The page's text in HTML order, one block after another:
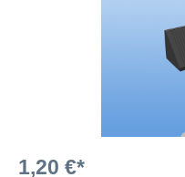
1,20 €*